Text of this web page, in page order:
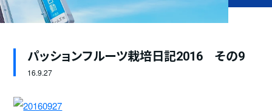
パッションフルーツ栽培日記2016 その9
16.9.27